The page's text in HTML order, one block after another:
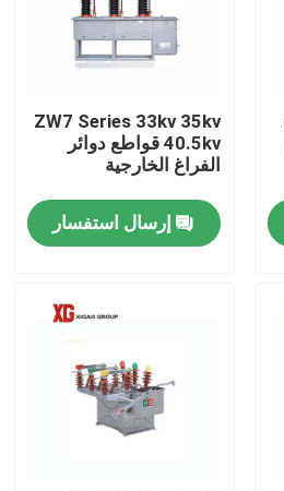
ZW7 Series 33kv 35kv
40.5kv قواطع دوائر
الفراغ الخارجية
إرسال استفسار